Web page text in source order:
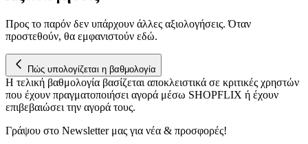
Προς το παρόν δεν υπάρχουν άλλες αξιολογήσεις. Όταν
προστεθούν, θα εμφανιστούν εδώ.
Πώς υπολογίζεται η βαθμολογία
Η τελική βαθμολογία βασίζεται αποκλειστικά σε κριτικές χρηστών
που έχουν πραγματοποιήσει αγορά μέσω SHOPFLIX ή έχουν
επιβεβαιώσει την αγορά τους.
Γράψου στο Νewsletter μας για νέα & προσφορές!